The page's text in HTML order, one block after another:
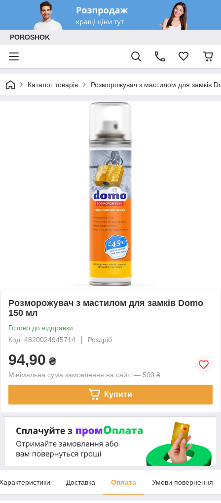
POROSHOK
Каталог товарів Розморожувач з мастилом для замків
Розморожувач з мастилом для замків Domo
150 мл
Готово до відправки
Код: 4820024945714
Роздріб
94,90 ₴
Мінімальна сума замовлення на сайті — 500 ₴
Купити
Доставка Оплата Умови повернення